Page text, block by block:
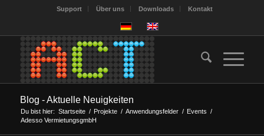
Support Über uns Downloads Kontakt
Blog - Aktuelle Neuigkeiten
Du bist hier: Startseite / Projekte / Anwendungsfelder / Events /
Adesso VermietungsgmbH